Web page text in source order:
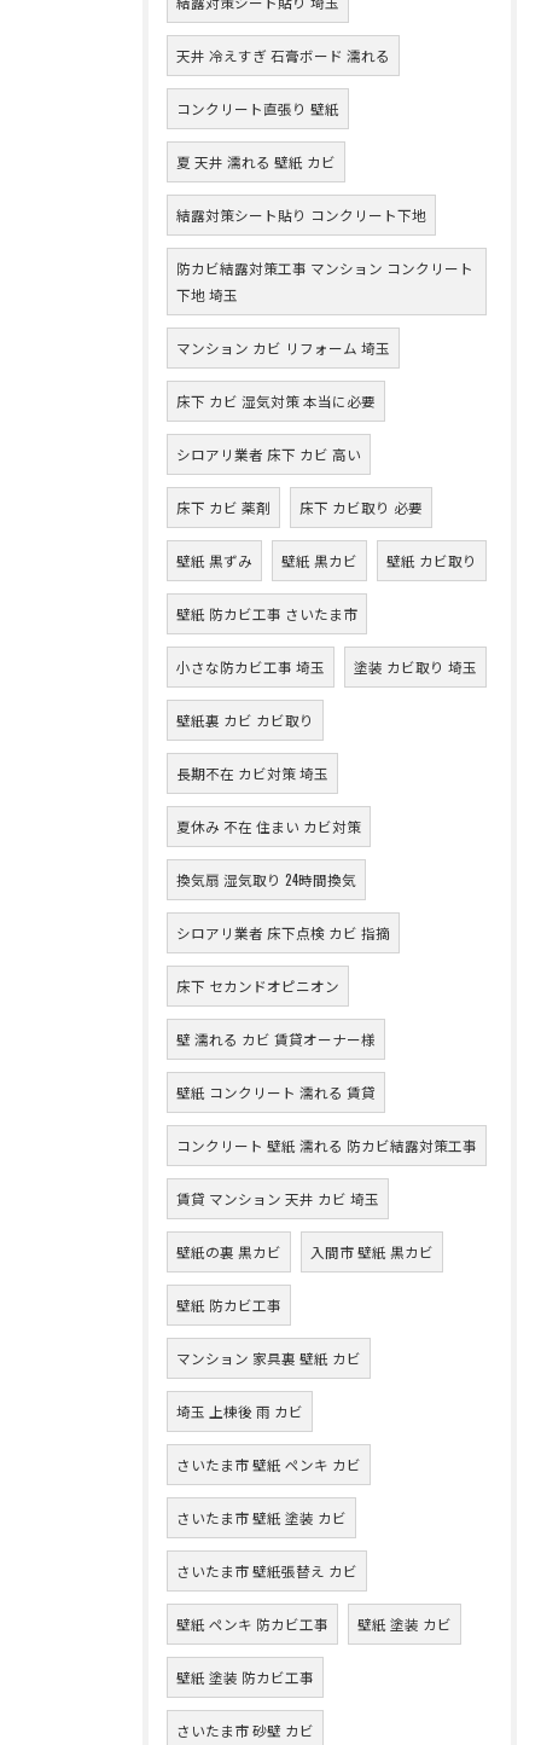
天井 冷えすぎ 石膏ボード 濡れる
コンクリート直張り 壁紙
夏 天井 濡れる 壁紙 カビ
結露対策シート貼り コンクリート下地
防カビ結露対策工事 マンション コンクリート
下地 埼玉
マンション カビ リフォーム 埼玉
床下 カビ 湿気対策 本当に必要
シロアリ業者 床下 カビ 高い
床下 カビ 薬剤 床下 カビ取り 必要
壁紙 黒ずみ 壁紙 黒カビ 壁紙 カビ取り
壁紙 防カビ工事 さいたま市
小さな防カビ工事 埼玉 塗装 カビ取り 埼玉
壁紙裏 カビ カビ取り
長期不在 カビ対策 埼玉
夏休み 不在 住まい カビ対策
換気扇 湿気取り 24時間換気
シロアリ業者 床下点検 カビ 指摘
床下 セカンドオピニオン
壁 濡れる カビ 賃貸オーナー様
壁紙 コンクリート 濡れる 賃貸
コンクリート 壁紙 濡れる 防カビ結露対策工事
賃貸 マンション 天井 カビ 埼玉
壁紙の裏 黒カビ 入間市 壁紙 黒カビ
壁紙 防カビ工事
マンション 家具裏 壁紙 カビ
埼玉 上棟後 雨 カビ
さいたま市 壁紙 ペンキ カビ
さいたま市 壁紙 塗装 カビ
さいたま市 壁紙張替え カビ
壁紙 ペンキ 防カビ工事 壁紙 塗装 カビ
壁紙 塗装 防カビ工事
さいたま市 砂壁 カビ